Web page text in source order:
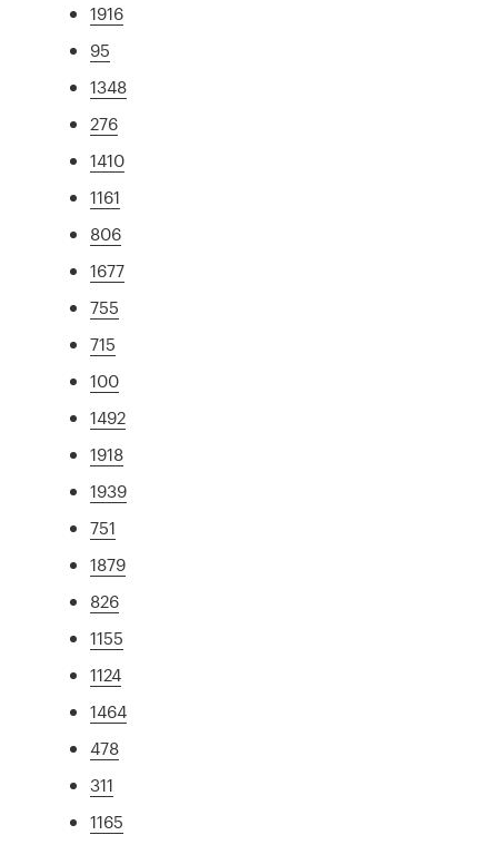
1916
95
1348
276
1410
1161
806
1677
755
715
100
1492
1918
1939
751
1879
826
1155
1124
1464
478
311
1165